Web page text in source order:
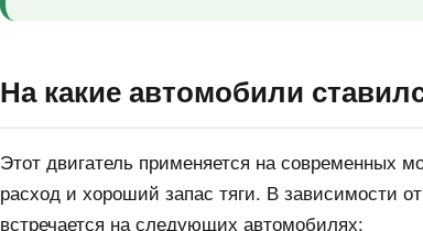
На какие автомобили
Этот двигатель применяется на современных
расход и хороший запас тяги. В зависимости
встречается на следующих автомобилях: